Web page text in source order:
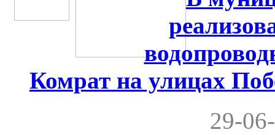
Комрат на улицах
29-